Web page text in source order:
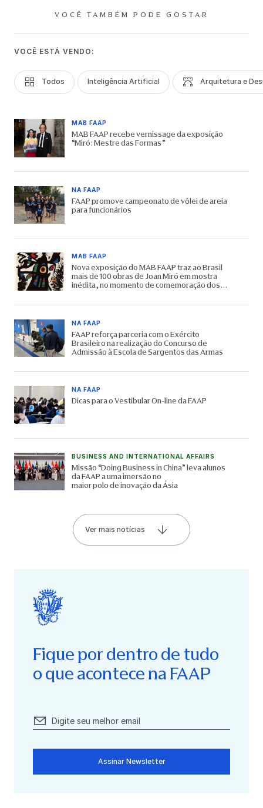
VOCÊ TAMBÉM PODE GOSTAR
VOCÊ ESTÁ VENDO:
Todos Inteligência Artificial Arquitetura e
MAB FAAP
MAB FAAP recebe vernissage da exposição
“Miró: Mestre das Formas”
NA FAAP
FAAP promove campeonato de vôlei de areia
para funcionários
MAB FAAP
Nova exposição do MAB FAAP traz ao Brasil
mais de 100 obras de Joan Miró em mostra
inédita, no momento de comemoração dos
NA FAAP
FAAP reforça parceria com o Exército
Brasileiro na realização do Concurso de
Admissão à Escola de Sargentos das Armas
NA FAAP
Dicas para o Vestibular On-line da FAAP
BUSINESS AND INTERNATIONAL AFFAIRS
Missão “Doing Business in China” leva alunos
da FAAP a uma imersão no
maior polo de inovação da Ásia
Ver mais notícias
Fique por dentro de tudo
o que acontece na FAAP
Assinar Newsletter